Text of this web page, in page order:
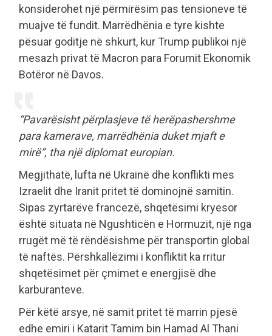
konsiderohet një përmirësim pas tensioneve të
muajve të fundit. Marrëdhënia e tyre kishte
pësuar goditje në shkurt, kur Trump publikoi një
mesazh privat të Macron para Forumit Ekonomik
Botëror në Davos.
“Pavarësisht përplasjeve të herëpashershme
para kamerave, marrëdhënia duket mjaft e
mirë”, tha një diplomat europian.
Megjithatë, lufta në Ukrainë dhe konflikti mes
Izraelit dhe Iranit pritet të dominojnë samitin.
Sipas zyrtarëve francezë, shqetësimi kryesor
është situata në Ngushticën e Hormuzit, një nga
rrugët më të rëndësishme për transportin global
të naftës. Përshkallëzimi i konfliktit ka rritur
shqetësimet për çmimet e energjisë dhe
karburanteve.
Për këtë arsye, në samit pritet të marrin pjesë
edhe emiri i Katarit Tamim bin Hamad Al Thani